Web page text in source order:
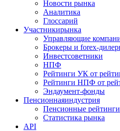
Новости рынка
Аналитика
Глоссарий
Участникирынка
Управляющие
Брокеры и forex-
Инвестсоветники
НПФ
Рейтинги УК от
Рейтинги НПФ от
Эндаумент-фонды
Пенсионнаяиндустрия
Пенсионные рейтинги
Статистика рынка
API